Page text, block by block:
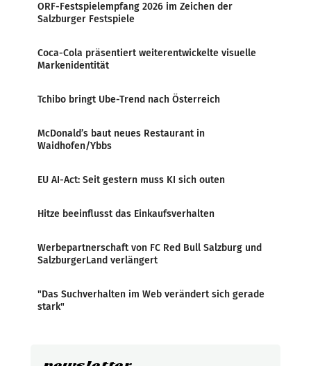
ORF-Festspielempfang 2026 im Zeichen der
Salzburger Festspiele
Coca-Cola präsentiert weiterentwickelte visuelle
Markenidentität
Tchibo bringt Ube-Trend nach Österreich
McDonald’s baut neues Restaurant in
Waidhofen/Ybbs
EU AI-Act: Seit gestern muss KI sich outen
Hitze beeinflusst das Einkaufsverhalten
Werbepartnerschaft von FC Red Bull Salzburg und
SalzburgerLand verlängert
"Das Suchverhalten im Web verändert sich gerade
stark"